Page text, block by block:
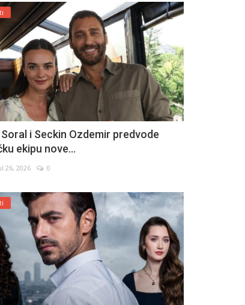
i Seckin Ozdemir predvode
ekipu nove...
26, 2026 0